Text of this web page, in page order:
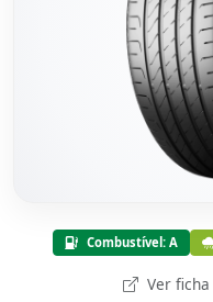
Combustível: A
Ver ficha